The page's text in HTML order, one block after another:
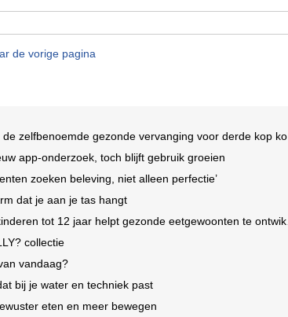
de vorige pagina
zelfbenoemde gezonde vervanging voor derde kop koffie
app-onderzoek, toch blijft gebruik groeien
zoeken beleving, niet alleen perfectie’
dat je aan je tas hangt
tot 12 jaar helpt gezonde eetgewoonten te ontwikkelen
collectie
vandaag?
bij je water en techniek past
eten en meer bewegen